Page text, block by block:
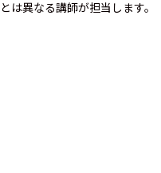
異なる講師が担当します。